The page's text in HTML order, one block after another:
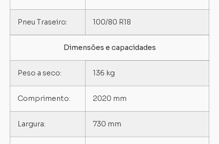
Pneu Traseiro: 100/80 R18
Dimensões e capacidades
Peso a seco: 136 kg
Comprimento: 2020 mm
Largura: 730 mm